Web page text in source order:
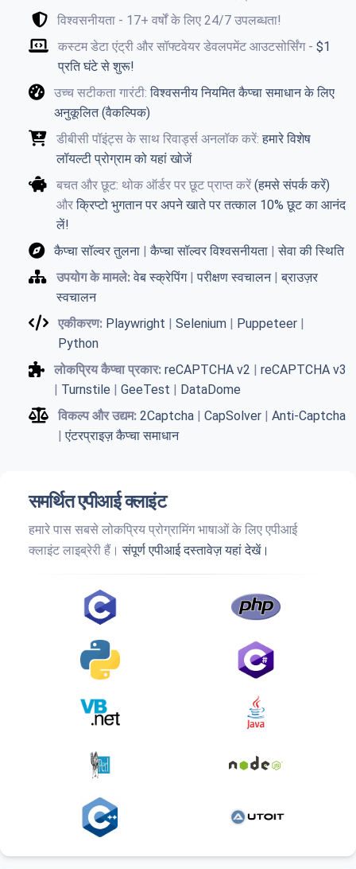
विश्वसनीयता - 17+ वर्षों के लिए 24/7 उपलब्धता!
कस्टम डेटा एंट्री और सॉफ्टवेयर डेवलपमेंट आउटसोर्सिंग - $1
प्रति घंटे से शुरू!
उच्च सटीकता गारंटी:विश्वसनीय नियमित कैप्चा समाधान के लिए
अनुकूलित (वैकल्पिक)
डीबीसी पॉइंट्स के साथ रिवार्ड्स अनलॉक करें:हमारे विशेष
लॉयल्टी प्रोग्राम को यहां खोजें
बचत और छूट: थोक ऑर्डर पर छूट प्राप्त करें (हमसे संपर्क करें)
औरक्रिप्टो भुगतान पर अपने खाते पर तत्काल 10% छूट का आनंद
लें!
कैप्चा सॉल्वर तुलना |कैप्चा सॉल्वर विश्वसनीयता |सेवा की स्थिति
उपयोग के मामले: वेब स्क्रेपिंग|परीक्षण स्वचालन|ब्राउज़र
स्वचालन
एकीकरण: Playwright | Selenium | Puppeteer |
Python
लोकप्रिय कैप्चा प्रकार: reCAPTCHA v2 | reCAPTCHA v3
| Turnstile | GeeTest | DataDome
विकल्प और उद्यम: 2Captcha | CapSolver | Anti-Captcha
|एंटरप्राइज़ कैप्चा समाधान
समर्थित एपीआई क्लाइंट
हमारे पास सबसे लोकप्रिय प्रोग्रामिंग भाषाओं के लिए एपीआई
क्लाइंट लाइब्रेरी हैं।संपूर्ण एपीआई दस्तावेज़ यहां देखें।